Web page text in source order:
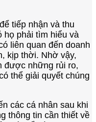
tiếp nhận và thu
họ phải tìm hiểu và
liên quan đến doanh
kịp thời. Nhờ vậy,
được những rủi ro,
thể giải quyết chúng
các cá nhân sau khi
thông tin cần thiết về